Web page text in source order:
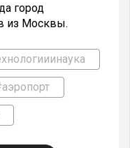
город
из Москвы.